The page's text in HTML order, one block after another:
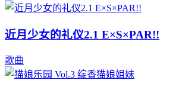
近月少女的礼仪2.1 E×S×PAR!!
歌曲